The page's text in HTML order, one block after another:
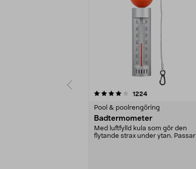
1224recensioner
Pool & poolrengöring
Badtermometer
Med luftfylld kula som gör den
flytande strax under ytan. Passar
3.5 av 5 stjärnor